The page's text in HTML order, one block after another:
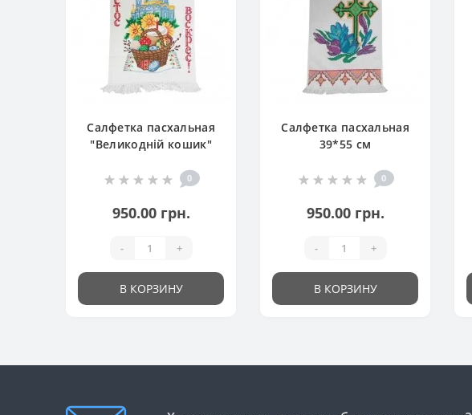
Салфетка пасхальная
"Великодній кошик"
0
950.00 грн.
- +
В КОРЗИНУ
Салфетка пасхальная
39*55 см
0
950.00 грн.
- +
В КОРЗИНУ